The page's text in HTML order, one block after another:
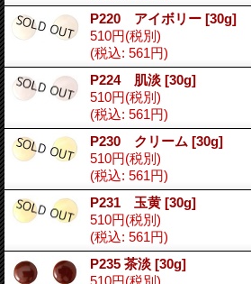
P220 アイボリー [30g]
510円(税別)
(税込: 561円)
P224 肌淡 [30g]
510円(税別)
(税込: 561円)
P230 クリーム [30g]
510円(税別)
(税込: 561円)
P231 玉黄 [30g]
510円(税別)
(税込: 561円)
P235 茶淡 [30g]
510円(税別)